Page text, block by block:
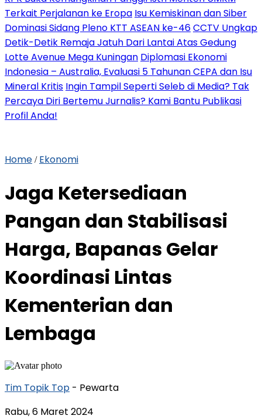
Terkait Perjalanan ke Eropa Isu Kemiskinan dan Siber
Dominasi Sidang Pleno KTT ASEAN ke-46CCTV Ungkap
Detik-Detik Remaja Jatuh Dari Lantai Atas Gedung
Lotte Avenue Mega Kuningan Diplomasi Ekonomi
Indonesia – Australia, Evaluasi 5 Tahunan CEPA dan Isu
Mineral Kritis Ingin Tampil Seperti Seleb di Media? Tak
Percaya Diri Bertemu Jurnalis? Kami Bantu Publikasi
Profil Anda!
Home / Ekonomi
Jaga Ketersediaan
Pangan dan Stabilisasi
Harga, Bapanas Gelar
Koordinasi Lintas
Kementerian dan
Lembaga
Tim Topik Top - Pewarta
Rabu, 6 Maret 2024